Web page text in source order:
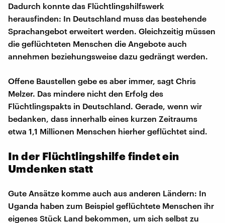
Dadurch konnte das Flüchtlingshilfswerk
herausfinden: In Deutschland muss das bestehende
Sprachangebot erweitert werden. Gleichzeitig müssen
die geflüchteten Menschen die Angebote auch
annehmen beziehungsweise dazu gedrängt werden.
Offene Baustellen gebe es aber immer, sagt Chris
Melzer. Das mindere nicht den Erfolg des
Flüchtlingspakts in Deutschland. Gerade, wenn wir
bedanken, dass innerhalb eines kurzen Zeitraums
etwa 1,1 Millionen Menschen hierher geflüchtet sind.
In der Flüchtlingshilfe findet ein
Umdenken statt
Gute Ansätze komme auch aus anderen Ländern: In
Uganda haben zum Beispiel geflüchtete Menschen ihr
eigenes Stück Land bekommen, um sich selbst zu